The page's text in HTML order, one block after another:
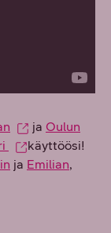
ja Oulun
käyttöösi!
ja Emilian,